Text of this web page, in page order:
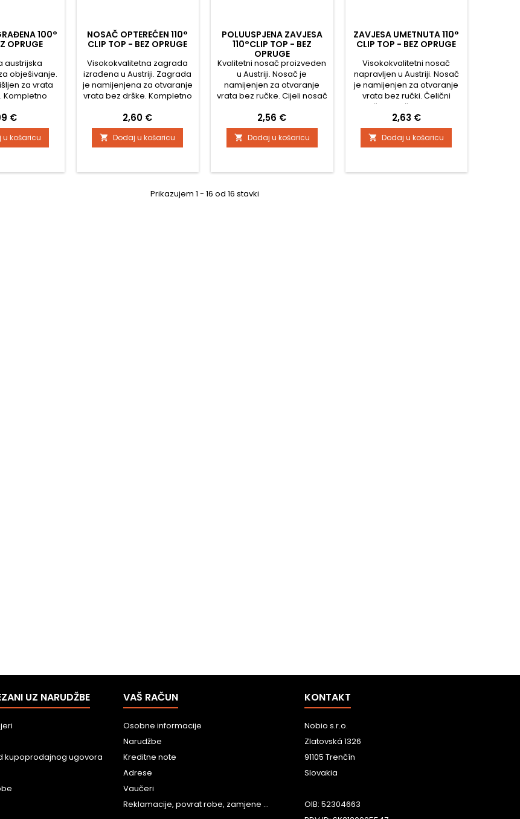
100°
OPRUGE
austrijska
obješivanje.
za vrata
Kompletno
Udobno
vijkom
vrata
€
u košaricu
NOSAČ OPTEREĆEN 110°
CLIP TOP - BEZ OPRUGE
Visokokvalitetna zagrada
izrađena u Austriji. Zagrada
je namijenjena za otvaranje
vrata bez drške. Kompletno
Podešavanje glave u tri
smjera Udobno
podešavanje dubine
pomoću odvijača Montaža i
bez upotrebe alata Bez
Cijena
2,60 €
 Dodaj u košaricu
POLUUSPJENA ZAVJESA
110°CLIP TOP - BEZ
OPRUGE
Kvalitetni nosač proizveden
u Austriji. Nosač je
namijenjen za otvaranje
vrata bez ručke. Cijeli nosač
podešavanje glave
Komforno podešavanje
dubine pomoću odvijača
Montaža i demontaža
alata Bez automatskog
Cijena
2,56 €
 Dodaj u košaricu
ZAVJESA UMETNUTA 110°
CLIP TOP - BEZ OPRUGE
Visokokvalitetni nosač
napravljen u Austriji. Nosač
je namijenjen za otvaranje
vrata bez ručki. Čelični
nosač, pocinčan Podesiv u
tri smjera Komforno
podešavanje dubine
pomoću odvijača Montaža i
demontaža vrata na korpus
automatskog zatvarača
Cijena
2,63 €
 Dodaj u košaricu
Prikazujem 1 - 16 od 16 stavki
UZ NARUDŽBE
kupoprodajnog ugovora
VAŠ RAČUN
Osobne informacije
Narudžbe
Kreditne note
Adrese
Vaučeri
Reklamacije, povrat robe, zamjene ...
KONTAKT
Nobio s.r.o.
Zlatovská 1326
91105 Trenčín
Slovakia
OIB: 52304663